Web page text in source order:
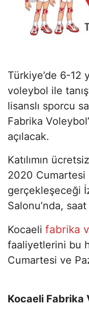
Türkiye’de 6-12
voleybol ile
lisanslı sporcu
Fabrika
açılacak.
Katılımın
2020 Cumartesi
gerçekleşeceği
Salonu’nda,
Kocaeli fabrika
faaliyetlerini bu
Cumartesi ve
Kocaeli Fabrika